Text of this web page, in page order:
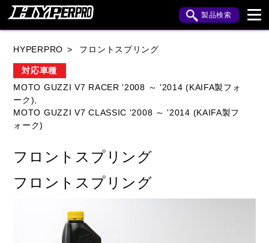
製品検索
HONDA YAMAHA SUZUKI
BUELL CAGIVA DUCATI
HARLEY DAVIDSON HUSQVANA
KTM
MV AGUSTA
HYPERPRO フロントスプリング
対応車種
MOTO GUZZI V7 RACER '2008 ～ '2014 (KAIFA製フォ
ーク),
MOTO GUZZI V7 CLASSIC '2008 ～ '2014 (KAIFA製フ
ォーク)
フロントスプリング
フロントスプリング